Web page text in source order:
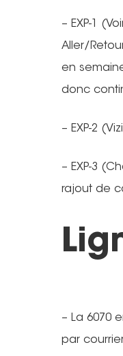
– EXP-1
Aller/
en
donc
– EXP-2
– EXP-3
rajout de
– La 6070
par